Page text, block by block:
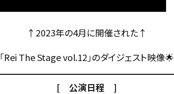
↑2023年の4月に開催された↑
「Rei The Stage vol.12」のダイジェスト映像🌟
[ 公演日程 ]